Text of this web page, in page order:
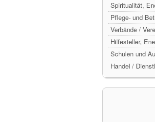
Spiritualität,
Pflege- und
Verbände /
Hilfesteller,
Schulen und
Handel /